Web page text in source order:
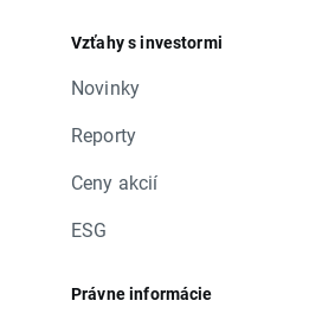
Vzťahy s investormi
Novinky
Reporty
Ceny akcií
ESG
Právne informácie